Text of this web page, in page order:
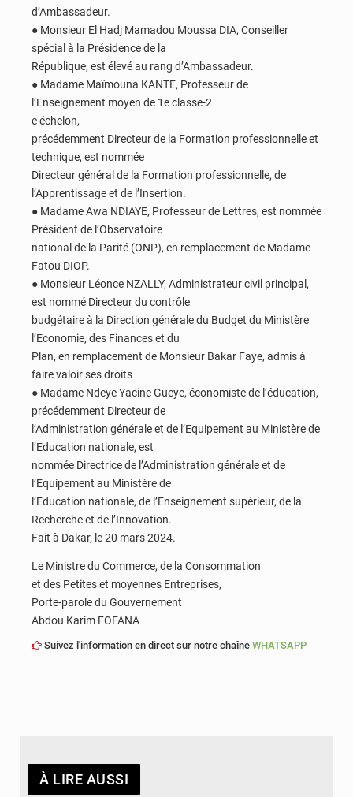
d’Ambassadeur.
● Monsieur El Hadj Mamadou Moussa DIA, Conseiller
spécial à la Présidence de la
République, est élevé au rang d’Ambassadeur.
● Madame Maïmouna KANTE, Professeur de
l’Enseignement moyen de 1e classe-2
e échelon,
précédemment Directeur de la Formation professionnelle et
technique, est nommée
Directeur général de la Formation professionnelle, de
l’Apprentissage et de l’Insertion.
● Madame Awa NDIAYE, Professeur de Lettres, est nommée
Président de l’Observatoire
national de la Parité (ONP), en remplacement de Madame
Fatou DIOP.
● Monsieur Léonce NZALLY, Administrateur civil principal,
est nommé Directeur du contrôle
budgétaire à la Direction générale du Budget du Ministère
l’Economie, des Finances et du
Plan, en remplacement de Monsieur Bakar Faye, admis à
faire valoir ses droits
● Madame Ndeye Yacine Gueye, économiste de l’éducation,
précédemment Directeur de
l’Administration générale et de l’Equipement au Ministère de
l’Education nationale, est
nommée Directrice de l’Administration générale et de
l’Equipement au Ministère de
l’Education nationale, de l’Enseignement supérieur, de la
Recherche et de l’Innovation.
Fait à Dakar, le 20 mars 2024.
Le Ministre du Commerce, de la Consommation
et des Petites et moyennes Entreprises,
Porte-parole du Gouvernement
Abdou Karim FOFANA
Suivez l'information en direct sur notre chaîne WHATSAPP
À LIRE AUSSI